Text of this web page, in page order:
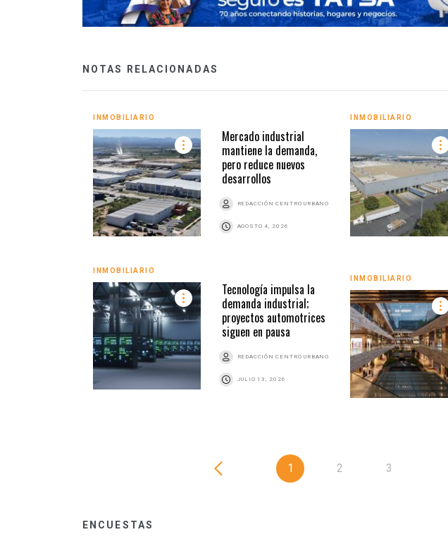
NOTAS RELACIONADAS
INMOBILIARIO
Mercado industrial
mantiene la demanda,
pero reduce nuevos
desarrollos
REDACCIÓN CENTRO URBANO
AGOSTO 4, 2026
INMOBILIARIO
INMOBILIARIO
Tecnología impulsa la
demanda industrial;
proyectos automotrices
siguen en pausa
REDACCIÓN CENTRO URBANO
JULIO 13, 2026
INMOBILIARIO
1 2 3
ENCUESTAS